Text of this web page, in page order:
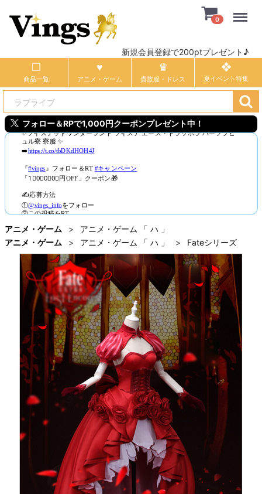
新規会員登録で200ptプレゼント♪
0
商品一覧 アニメ・ゲーム 貴族服・ドレス
フォロー＆RPで1,000円クーポンプレゼント中！
アニメ・ゲーム
アニメ・ゲーム 「 ハ 」
アニメ・ゲーム
アニメ・ゲーム 「 ハ 」 Fateシリーズ